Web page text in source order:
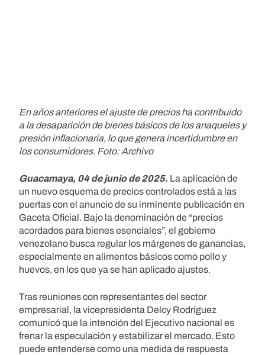
En años anteriores el ajuste de precios ha contribuido
a la desaparición de bienes básicos de los anaqueles y
presión inflacionaria, lo que genera incertidumbre en
los consumidores. Foto: Archivo
Guacamaya, 04 de junio de 2025. La aplicación de
un nuevo esquema de precios controlados está a las
puertas con el anuncio de su inminente publicación en
Gaceta Oficial. Bajo la denominación de “precios
acordados para bienes esenciales”, el gobierno
venezolano busca regular los márgenes de ganancias,
especialmente en alimentos básicos como pollo y
huevos, en los que ya se han aplicado ajustes.
Tras reuniones con representantes del sector
empresarial, la vicepresidenta Delcy Rodríguez
comunicó que la intención del Ejecutivo nacional es
frenar la especulación y estabilizar el mercado. Esto
puede entenderse como una medida de respuesta